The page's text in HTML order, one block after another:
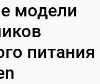
модели
питания